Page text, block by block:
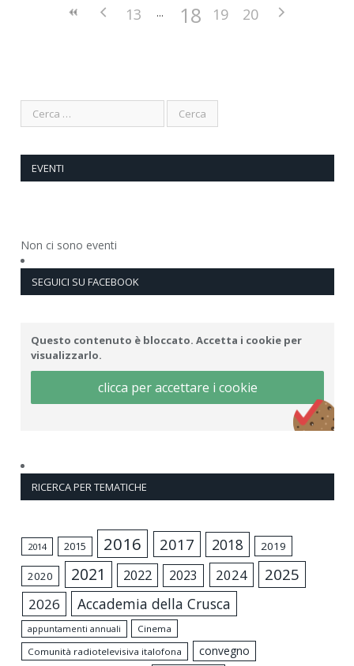
13 18 19 20
EVENTI
Non ci sono eventi
SEGUICI SU FACEBOOK
Questo contenuto è bloccato. Accetta i cookie per
visualizzarlo.
clicca per accettare i cookie
RICERCA PER TEMATICHE
2014 2015 2016 2017 2018 2019
2020 2021 2022 2023 2024 2025
2026 Accademia della Crusca
appuntamenti annuali
Cinema
Comunità radiotelevisiva italofona
convegno